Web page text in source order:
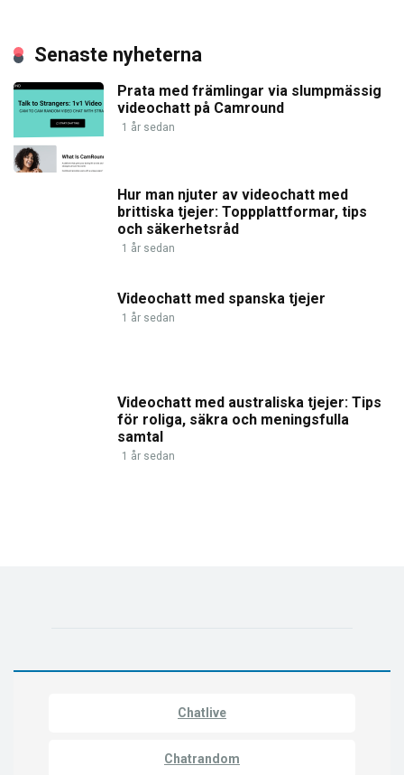
Senaste nyheterna
Prata med främlingar via slumpmässig
videochatt på Camround
1 år sedan
Hur man njuter av videochatt med
brittiska tjejer: Toppplattformar, tips
och säkerhetsråd
1 år sedan
Videochatt med spanska tjejer
1 år sedan
Videochatt med australiska tjejer: Tips
för roliga, säkra och meningsfulla
samtal
1 år sedan
Chatlive
Chatrandom